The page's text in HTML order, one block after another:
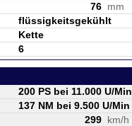
76 mm
flüssigkeitsgekühlt
Kette
6
200 PS bei 11.000 U/Min
137 NM bei 9.500 U/Min
299 km/h